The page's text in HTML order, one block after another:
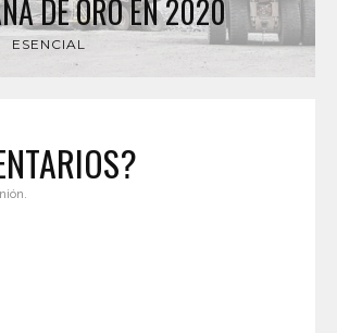
DE ORO EN 2020
ESENCIAL